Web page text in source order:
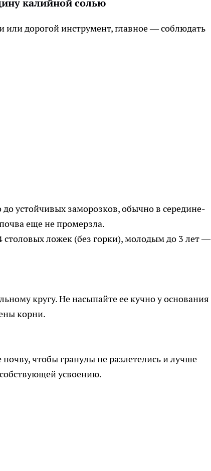
калийной солью
дорогой инструмент, главное — соблюдать
устойчивых заморозков, обычно в середине-
еще не промерзла.
столовых ложек (без горки), молодым до 3 лет —
кругу. Не насыпайте ее кучно у основания
корни.
чтобы гранулы не разлетелись и лучше
усвоению.